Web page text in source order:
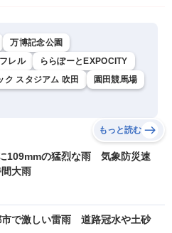
万博記念公園
レル
ららぽーとEXPOCITY
ク スタジアム 吹田
園田競馬場
もっと読む
109mmの猛烈な雨 気象防災速
大雨
市で激しい雷雨 道路冠水や土砂